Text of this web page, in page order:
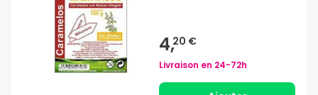
4,20 €
Livraison en 24-72h